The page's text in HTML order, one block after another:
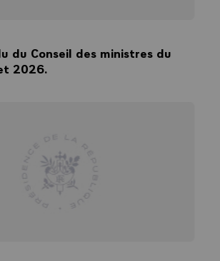
du Conseil des ministres du
2026.